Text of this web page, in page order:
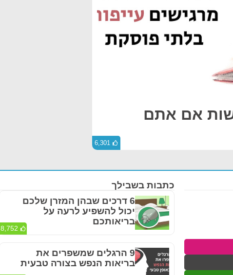
אם אתם
6,301
כתבות בשבילך
6 דרכים שבהן המזרן שלכם
יכול להשפיע לרעה על
בריאותכם
8,752
9 הרגלים שמשפרים את
בריאות הנפש בצורה טבעית